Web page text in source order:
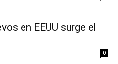
en EEUU surge el
0